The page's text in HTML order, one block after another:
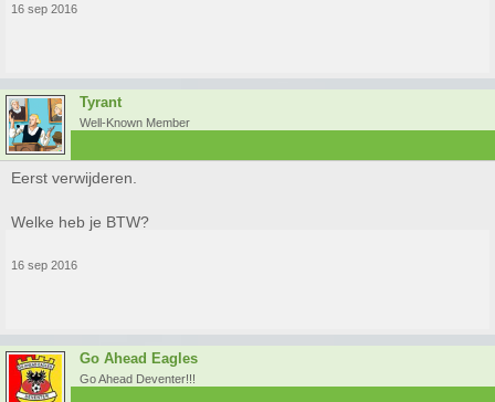
16 sep 2016
Tyrant
Well-Known Member
Eerst verwijderen.
Welke heb je BTW?
16 sep 2016
Go Ahead Eagles
Go Ahead Deventer!!!